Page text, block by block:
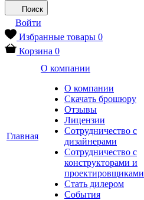
Поиск
Войти
Избранные товары 0
Корзина 0
Главная
О компании
О компании
Скачать брошюру
Отзывы
Лицензии
Сотрудничество с
дизайнерами
Сотрудничество с
конструкторами и
проектировщиками
Стать дилером
События